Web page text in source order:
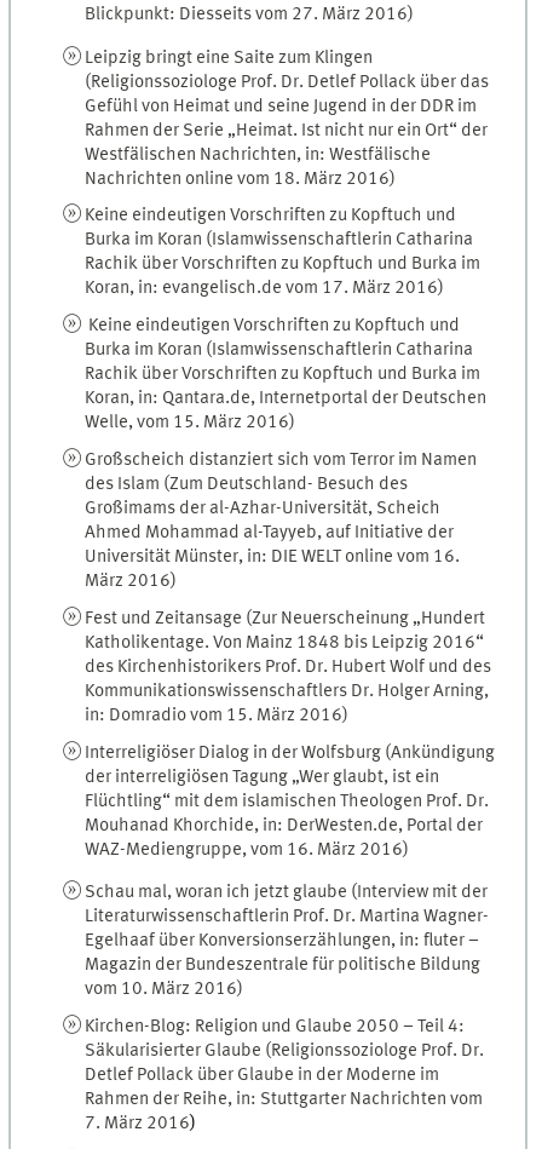
Blickpunkt: Diesseits vom 27. März 2016)
Leipzig bringt eine Saite zum Klingen
(Religionssoziologe Prof. Dr. Detlef Pollack über das
Gefühl von Heimat und seine Jugend in der DDR im
Rahmen der Serie „Heimat. Ist nicht nur ein Ort“ der
Westfälischen Nachrichten, in: Westfälische
Nachrichten online vom 18. März 2016)
Keine eindeutigen Vorschriften zu Kopftuch und
Burka im Koran (Islamwissenschaftlerin Catharina
Rachik über Vorschriften zu Kopftuch und Burka im
Koran, in: evangelisch.de vom 17. März 2016)
Keine eindeutigen Vorschriften zu Kopftuch und
Burka im Koran (Islamwissenschaftlerin Catharina
Rachik über Vorschriften zu Kopftuch und Burka im
Koran, in: Qantara.de, Internetportal der Deutschen
Welle, vom 15. März 2016)
Großscheich distanziert sich vom Terror im Namen
des Islam (Zum Deutschland- Besuch des
Großimams der al-Azhar-Universität, Scheich
Ahmed Mohammad al-Tayyeb, auf Initiative der
Universität Münster, in: DIE WELT online vom 16.
März 2016)
Fest und Zeitansage (Zur Neuerscheinung „Hundert
Katholikentage. Von Mainz 1848 bis Leipzig 2016“
des Kirchenhistorikers Prof. Dr. Hubert Wolf und des
Kommunikationswissenschaftlers Dr. Holger Arning,
in: Domradio vom 15. März 2016)
Interreligiöser Dialog in der Wolfsburg (Ankündigung
der interreligiösen Tagung „Wer glaubt, ist ein
Flüchtling“ mit dem islamischen Theologen Prof. Dr.
Mouhanad Khorchide, in: DerWesten.de, Portal der
WAZ-Mediengruppe, vom 16. März 2016)
Schau mal, woran ich jetzt glaube (Interview mit der
Literaturwissenschaftlerin Prof. Dr. Martina Wagner-
Egelhaaf über Konversionserzählungen, in: fluter –
Magazin der Bundeszentrale für politische Bildung
vom 10. März 2016)
Kirchen-Blog: Religion und Glaube 2050 – Teil 4:
Säkularisierter Glaube (Religionssoziologe Prof. Dr.
Detlef Pollack über Glaube in der Moderne im
Rahmen der Reihe, in: Stuttgarter Nachrichten vom
7. März 2016)